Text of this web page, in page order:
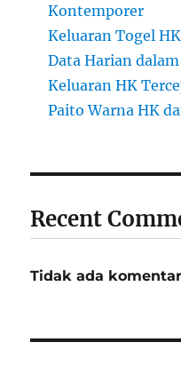
Kontemporer
Keluaran Togel
Data Harian
Keluaran HK
Paito Warna HK
Recent
Tidak ada